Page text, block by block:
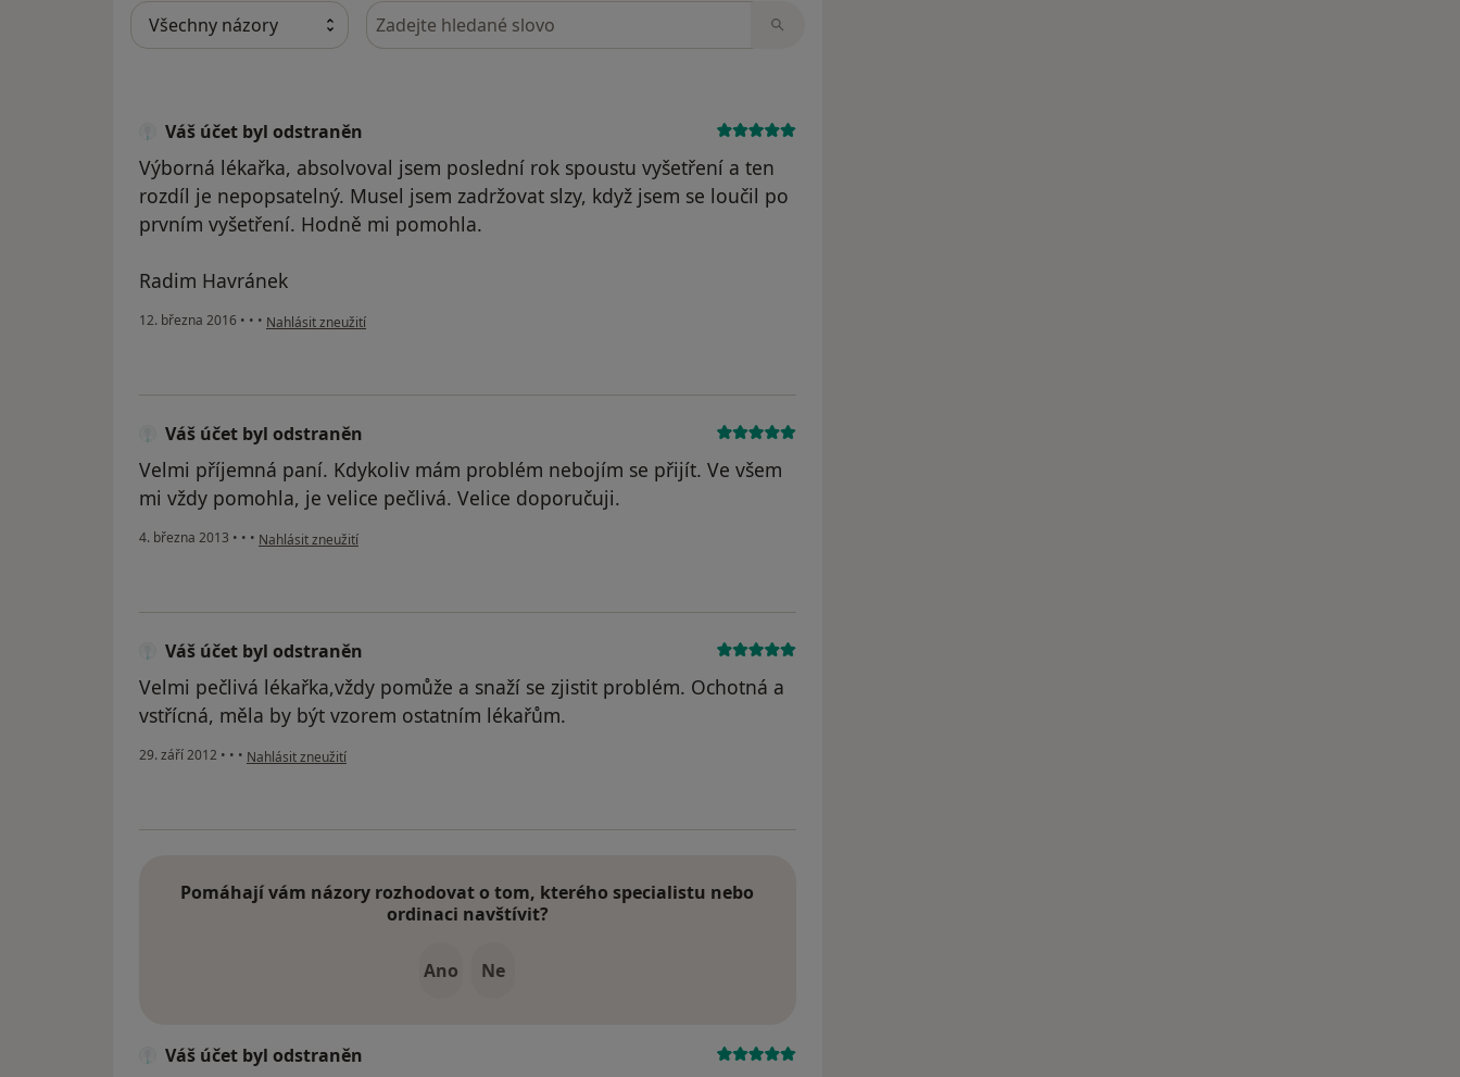
Hledejte v názorech
Váš účet byl odstraněn
Výborná lékařka, absolvoval jsem poslední rok spoustu vyšetření a ten
rozdíl je nepopsatelný. Musel jsem zadržovat slzy, když jsem se loučil po
prvním vyšetření. Hodně mi pomohla.
Radim Havránek
12. března 2016 • • • podle názoru uživatele Váš účet byl odstraněn
Nahlásit zneužití
Váš účet byl odstraněn
Velmi příjemná paní. Kdykoliv mám problém nebojím se přijít. Ve všem
mi vždy pomohla, je velice pečlivá. Velice doporučuji.
4. března 2013 • • • podle názoru uživatele Váš účet byl odstraněn
Nahlásit zneužití
Váš účet byl odstraněn
Velmi pečlivá lékařka,vždy pomůže a snaží se zjistit problém. Ochotná a
vstřícná, měla by být vzorem ostatním lékařům.
29. září 2012 • • • podle názoru uživatele Váš účet byl odstraněn
Nahlásit zneužití
Pomáhají vám názory rozhodovat o tom, kterého specialistu nebo
ordinaci navštívit?
Ano Ne
Váš účet byl odstraněn